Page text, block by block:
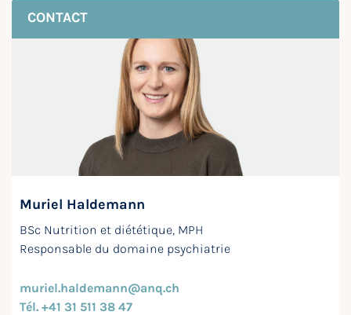
CONTACT
Muriel Haldemann
BSc Nutrition et diététique, MPH
Responsable du domaine psychiatrie
muriel.haldemann@anq.ch
Tél. +41 31 511 38 47